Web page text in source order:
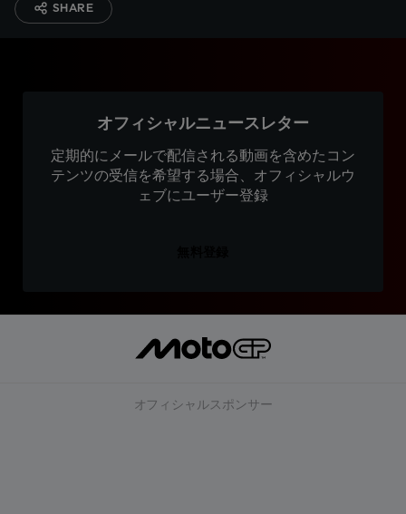
SHARE
オフィシャルニュースレター
定期的にメールで配信される動画を含めたコン
テンツの受信を希望する場合、オフィシャルウ
ェブにユーザー登録
オフィシャルスポンサー